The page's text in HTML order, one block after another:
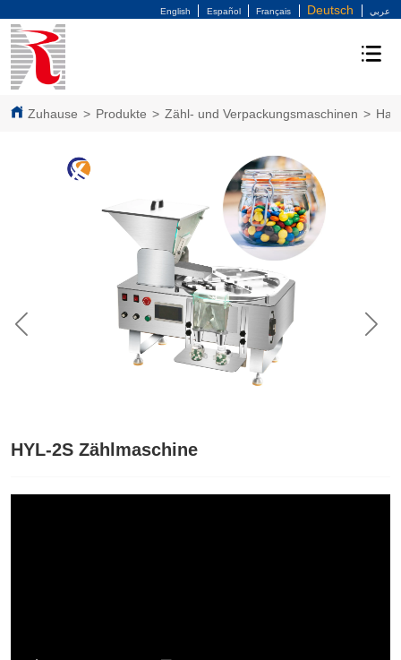
English Español Français Deutsch عربي
Zuhause > Produkte > Zähl- und Verpackungsmaschinen >
HYL-2S Zählmaschine